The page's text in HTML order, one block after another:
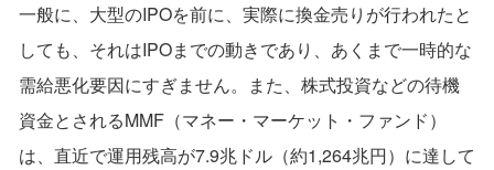
一般に、大型のIPOを前に、実際に換金売りが行われたと
しても、それはIPOまでの動きであり、あくまで一時的な
需給悪化要因にすぎません。また、株式投資などの待機
資金とされるMMF（マネー・マーケット・ファンド）
は、直近で運用残高が7.9兆ドル（約1,264兆円）に達して